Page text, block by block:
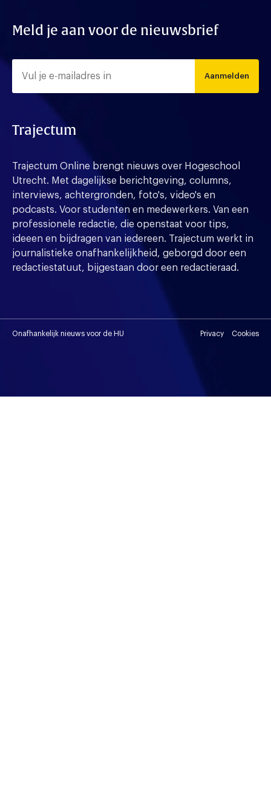
Meld je aan voor de nieuwsbrief
Aanmelden
Trajectum
Trajectum Online brengt nieuws over Hogeschool
Utrecht. Met dagelijkse berichtgeving, columns,
interviews, achtergronden, foto's, video's en
podcasts. Voor studenten en medewerkers. Van een
professionele redactie, die openstaat voor tips,
ideeen en bijdragen van iedereen. Trajectum werkt in
journalistieke onafhankelijkheid, geborgd door een
redactiestatuut, bijgestaan door een redactieraad.
Onafhankelijk nieuws voor de HU Privacy Cookies